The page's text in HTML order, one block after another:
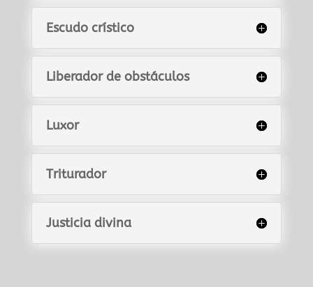
Escudo crístico
Liberador de obstáculos
Luxor
Triturador
Justicia divina